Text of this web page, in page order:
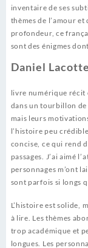
inventaire de ses
thèmes de l’amour
profondeur, ce
sont des énigmes
Daniel
livre numérique récit
dans un tourbillon de
mais leurs
l’histoire peu
concise, ce qui rend
passages. J’ai aimé
personnages m’ont
sont parfois si longs
L’histoire est solide,
à lire. Les thèmes
trop académique et
longues. Les